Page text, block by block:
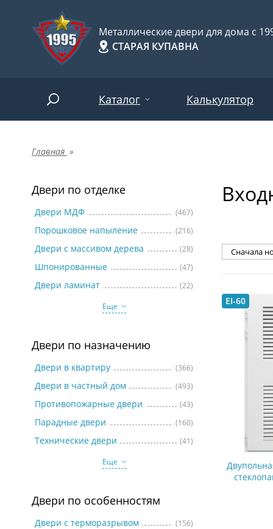
Металлические двери для дома с
СТАРАЯ КУПАВНА
Каталог
Двери по отделке
Двери по назначению
Двери по особенностям
Калькулятор
Главная »
Двери по отделке
Двери МДФ (467)
Порошковое напыление (216)
Двери с массивом дерева (28)
Шпонированные (47)
Двери ламинат
(22)
Еще
Двери по назначению
Двери в квартиру (366)
Двери в частный дом (493)
Противопожарные двери (43)
Парадные двери (160)
Технические двери
(41)
Еще
Двери по особенностям
Двери с терморазрывом (156)
EI-60